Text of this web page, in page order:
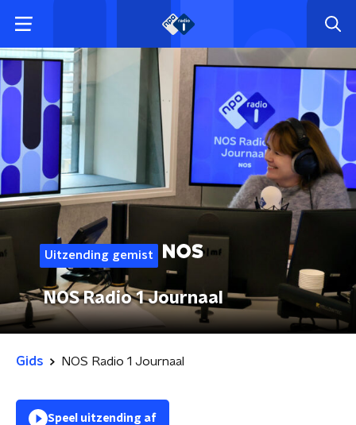
Uitzending gemist
NOS Radio 1 Journaal
Gids NOS Radio 1 Journaal
Speel uitzending af